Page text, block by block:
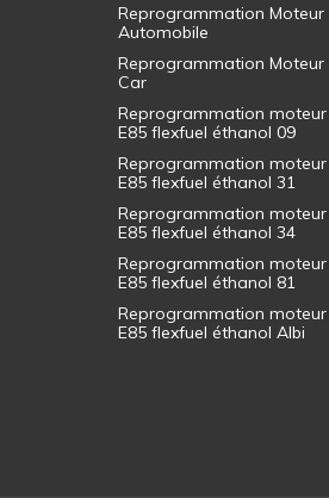
Reprogrammation Moteur
Automobile
Reprogrammation
Car
Reprogrammation moteur
E85 flexfuel éthanol 09
Reprogrammation moteur
E85 flexfuel éthanol 31
Reprogrammation moteur
E85 flexfuel éthanol 34
Reprogrammation moteur
E85 flexfuel éthanol 81
Reprogrammation moteur
E85 flexfuel éthanol Albi